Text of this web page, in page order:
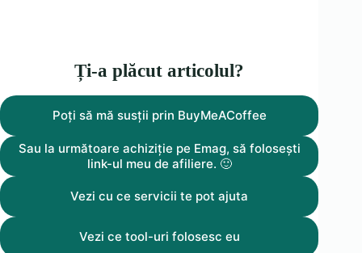
Ți-a plăcut articolul?
Poți să mă susții prin BuyMeACoffee
Sau la următoare achiziție pe Emag, să folosești
link-ul meu de afiliere. 🙂
Vezi cu ce servicii te pot ajuta
Vezi ce tool-uri folosesc eu